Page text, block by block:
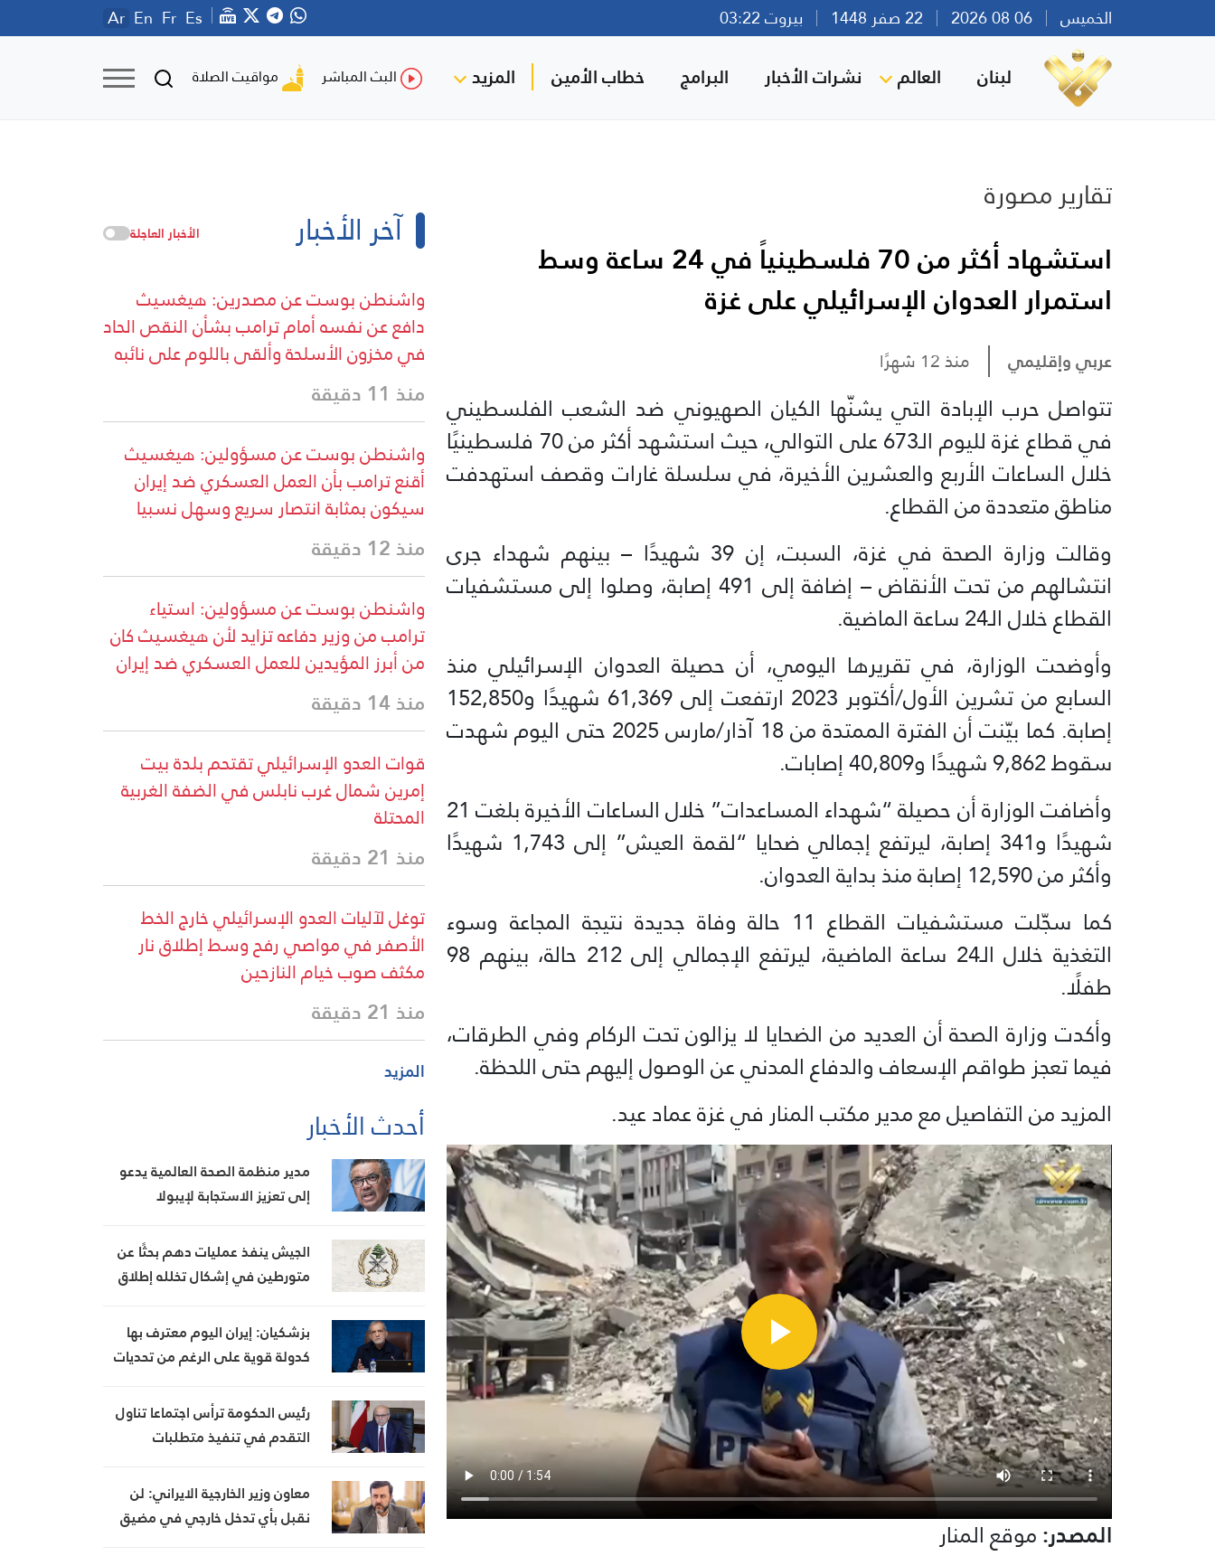
الخميس بيروت 03:22 Ar En Fr Es
لبنان العالم نشرات الأخبار البرامج خطاب الأمين المزيد البث المباشر مواقيت الصلاة
تقارير مصورة
استشهاد أكثر من 70 فلسطينياً في 24 ساعة وسط
استمرار العدوان الإسرائيلي على غزة
عربي وإقليمي منذ 12 شهرًا
تتواصل حرب الإبادة التي يشنّها الكيان الصهيوني ضد الشعب الفلسطيني
في قطاع غزة لليوم الـ673 على التوالي، حيث استشهد أكثر من 70 فلسطينيًا
خلال الساعات الأربع والعشرين الأخيرة، في سلسلة غارات وقصف استهدفت
مناطق متعددة من القطاع.
وقالت وزارة الصحة في غزة، السبت، إن 39 شهيدًا – بينهم شهداء جرى
انتشالهم من تحت الأنقاض – إضافة إلى 491 إصابة، وصلوا إلى مستشفيات
القطاع خلال الـ24 ساعة الماضية.
وأوضحت الوزارة، في تقريرها اليومي، أن حصيلة العدوان الإسرائيلي منذ
السابع من تشرين الأول/أكتوبر 2023 ارتفعت إلى 61,369 شهيدًا و152,850
إصابة. كما بيّنت أن الفترة الممتدة من 18 آذار/مارس 2025 حتى اليوم شهدت
سقوط 9,862 شهيدًا و40,809 إصابات.
وأضافت الوزارة أن حصيلة “شهداء المساعدات” خلال الساعات الأخيرة بلغت 21
شهيدًا و341 إصابة، ليرتفع إجمالي ضحايا “لقمة العيش” إلى 1,743 شهيدًا
وأكثر من 12,590 إصابة منذ بداية العدوان.
كما سجّلت مستشفيات القطاع 11 حالة وفاة جديدة نتيجة المجاعة وسوء
التغذية خلال الـ24 ساعة الماضية، ليرتفع الإجمالي إلى 212 حالة، بينهم 98
طفلًا.
وأكدت وزارة الصحة أن العديد من الضحايا لا يزالون تحت الركام وفي الطرقات،
فيما تعجز طواقم الإسعاف والدفاع المدني عن الوصول إليهم حتى اللحظة.
المزيد من التفاصيل مع مدير مكتب المنار في غزة عماد عيد.
المصدر:موقع المنار
آخر الأخبار الأخبار العاجلة
واشنطن بوست عن مصدرين: هيغسيث
دافع عن نفسه أمام ترامب بشأن النقص الحاد
في مخزون الأسلحة وألقى باللوم على نائبه
منذ 11 دقيقة
واشنطن بوست عن مسؤولين: هيغسيث
أقنع ترامب بأن العمل العسكري ضد إيران
سيكون بمثابة انتصار سريع وسهل نسبيا
منذ 12 دقيقة
واشنطن بوست عن مسؤولين: استياء
ترامب من وزير دفاعه تزايد لأن هيغسيث كان
من أبرز المؤيدين للعمل العسكري ضد إيران
منذ 14 دقيقة
قوات العدو الإسرائيلي تقتحم بلدة بيت
إمرين شمال غرب نابلس في الضفة الغربية
المحتلة
منذ 21 دقيقة
توغل لآليات العدو الإسرائيلي خارج الخط
الأصفر في مواصي رفح وسط إطلاق نار
مكثف صوب خيام النازحين
منذ 21 دقيقة
المزيد
أحدث الأخبار
مدير منظمة الصحة العالمية يدعو
إلى تعزيز الاستجابة لإيبولا
الجيش ينفذ عمليات دهم بحثًا عن
متورطين في إشكال تخلله إطلاق
ويتلف 16 خيمة مزروعة بالماريجوانا
بزشكيان: إيران اليوم معترف بها
كدولة قوية على الرغم من تحديات
رئيس الحكومة ترأس اجتماعا تناول
التقدم في تنفيذ متطلبات
من القائمة الرمادية
معاون وزير الخارجية الايراني: لن
نقبل بأي تدخل خارجي في مضيق